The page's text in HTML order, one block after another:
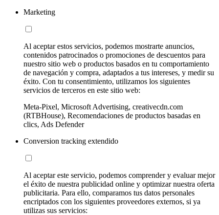
Marketing
Al aceptar estos servicios, podemos mostrarte anuncios,
contenidos patrocinados o promociones de descuentos para
nuestro sitio web o productos basados en tu comportamiento
de navegación y compra, adaptados a tus intereses, y medir su
éxito. Con tu consentimiento, utilizamos los siguientes
servicios de terceros en este sitio web:
Meta-Pixel, Microsoft Advertising, creativecdn.com
(RTBHouse), Recomendaciones de productos basadas en
clics, Ads Defender
Conversion tracking extendido
Al aceptar este servicio, podemos comprender y evaluar mejor
el éxito de nuestra publicidad online y optimizar nuestra oferta
publicitaria. Para ello, comparamos tus datos personales
encriptados con los siguientes proveedores externos, si ya
utilizas sus servicios: